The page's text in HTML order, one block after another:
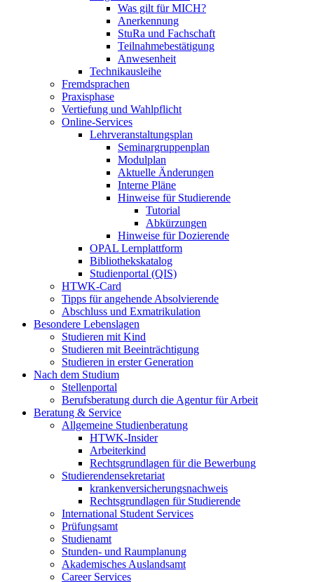
Was gilt für MICH?
Anerkennung
StuRa und Fachschaft
Teilnahmebestätigung
Anwesenheit
Technikausleihe
Fremdsprachen
Praxisphase
Vertiefung und Wahlpflicht
Online-Services
Lehrveranstaltungsplan
Seminargruppenplan
Modulplan
Aktuelle Änderungen
Interne Pläne
Hinweise für Studierende
Tutorial
Abkürzungen
Hinweise für Dozierende
OPAL Lernplattform
Bibliothekskatalog
Studienportal (QIS)
HTWK-Card
Tipps für angehende Absolvierende
Abschluss und Exmatrikulation
Besondere Lebenslagen
Studieren mit Kind
Studieren mit Beeinträchtigung
Studieren in erster Generation
Nach dem Studium
Stellenportal
Berufsberatung durch die Agentur für Arbeit
Beratung & Service
Allgemeine Studienberatung
HTWK-Insider
Arbeiterkind
Rechtsgrundlagen für die Bewerbung
Studierendensekretariat
krankenversicherungsnachweis
Rechtsgrundlagen für Studierende
International Student Services
Prüfungsamt
Studienamt
Stunden- und Raumplanung
Akademisches Auslandsamt
Career Services